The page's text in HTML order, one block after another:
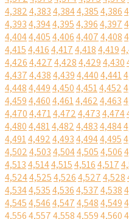
4,3824,3834,3844,3854,386
4,3934,3944,3954,3964,397
4,4044,4054,4064,4074,408
4,4154,4164,4174,4184,419
4,4264,4274,4284,4294,430
4,4374,4384,4394,4404,441
4,4484,4494,4504,4514,452
4,4594,4604,4614,4624,463
4,4704,4714,4724,4734,474
4,4804,4814,4824,4834,484
4,4914,4924,4934,4944,495
4,5024,5034,5044,5054,506
4,5134,5144,5154,5164,517
4,5244,5254,5264,5274,528
4,5344,5354,5364,5374,538
4,5454,5464,5474,5484,549
4,5564,5574,5584,5594,560